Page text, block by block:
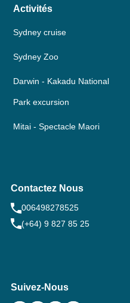
Activités
Sydney cruise
Sydney Zoo
Darwin - Kakadu National
Park excursion
Mitai - Spectacle Maori
Contactez Nous
006498278525
(+64) 9 827 85 25
Suivez-Nous